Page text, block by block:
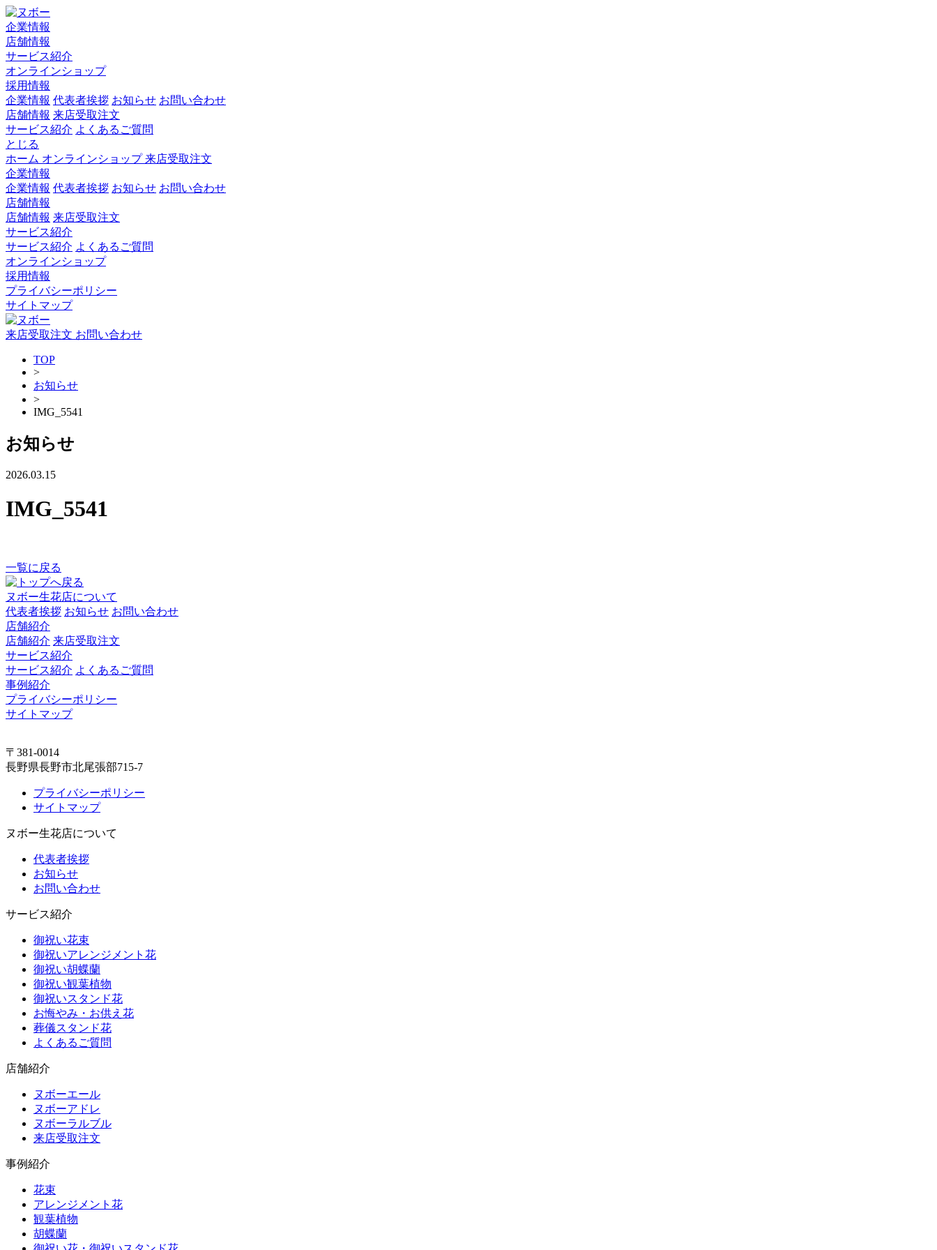
企業情報
店舗情報
サービス紹介
オンラインショップ
採用情報
企業情報 代表者挨拶 お知らせ お問い合わせ
店舗情報 来店受取注文
サービス紹介 よくあるご質問
とじる
ホーム オンラインショップ来店受取注文
企業情報
企業情報 代表者挨拶 お知らせ お問い合わせ
店舗情報
店舗情報 来店受取注文
サービス紹介
サービス紹介 よくあるご質問
オンラインショップ
採用情報
プライバシーポリシー
サイトマップ
来店受取注文 お問い合わせ
TOP
>
お知らせ
>
IMG_5541
お知らせ
2026.03.15
IMG_5541
一覧に戻る
ヌボー生花店について
代表者挨拶 お知らせ お問い合わせ
店舗紹介
店舗紹介 来店受取注文
サービス紹介
サービス紹介 よくあるご質問
事例紹介
プライバシーポリシー
サイトマップ
〒381-0014
長野県長野市北尾張部715-7
プライバシーポリシー
サイトマップ
ヌボー生花店について
代表者挨拶
お知らせ
お問い合わせ
サービス紹介
御祝い花束
御祝いアレンジメント花
御祝い胡蝶蘭
御祝い観葉植物
御祝いスタンド花
お悔やみ・お供え花
葬儀スタンド花
よくあるご質問
店舗紹介
ヌボーエール
ヌボーアドレ
ヌボーラルブル
来店受取注文
事例紹介
花束
アレンジメント花
観葉植物
胡蝶蘭